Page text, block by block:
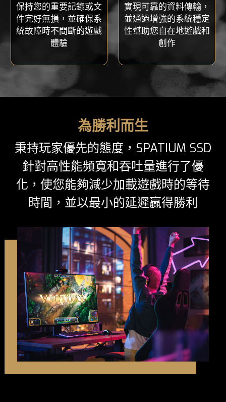
保持您的重要記錄或文
件完好無損，並確保系
統故障時不間斷的遊戲
體驗
實現可靠的資料傳輸，
並通過增強的系統穩定
性幫助您自在地遊戲和
創作
為勝利而生
秉持玩家優先的態度，SPATIUM SSD
針對高性能頻寬和吞吐量進行了優
化，使您能夠減少加載遊戲時的等待
時間，並以最小的延遲贏得勝利